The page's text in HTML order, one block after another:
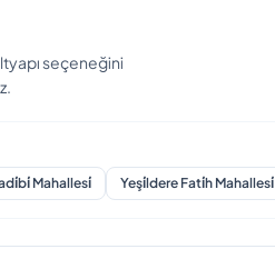
seçeneğini
Mahallesi̇ Yeşi̇ldere Fati̇h Mahallesi̇